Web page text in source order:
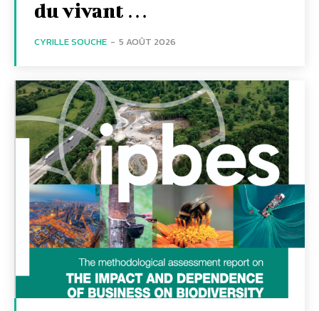
du vivant …
CYRILLE SOUCHE - 5 AOÛT 2026